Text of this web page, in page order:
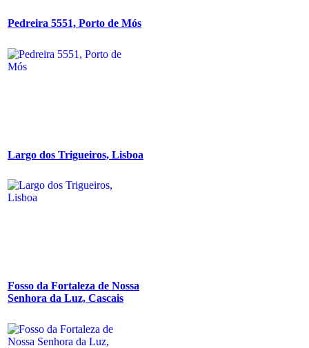
Pedreira 5551, Porto de Mós
Largo dos Trigueiros, Lisboa
Fosso da Fortaleza de Nossa
Senhora da Luz, Cascais